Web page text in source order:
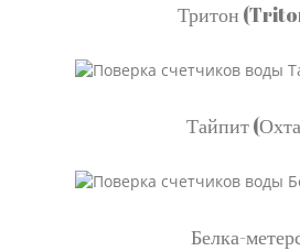
Тритон
Тайпит
Белка-